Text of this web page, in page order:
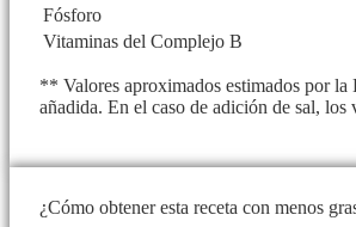
Fósforo
Vitaminas del Complejo B
** Valores aproximados estimados por
añadida. En el caso de adición de sal, los
¿Cómo obtener esta receta con menos